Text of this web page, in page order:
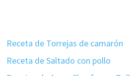
Receta de Torrejas de camarón
Receta de Saltado con pollo